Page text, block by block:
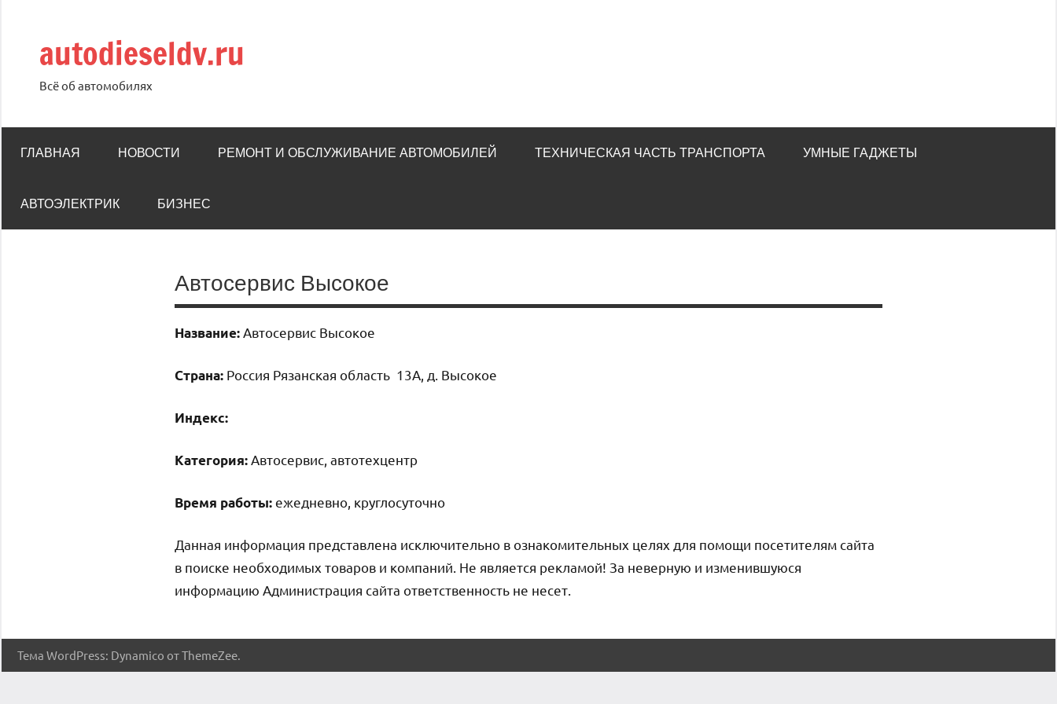
содержимому
autodieseldv.ru
Всё об автомобилях
ГЛАВНАЯ НОВОСТИ РЕМОНТ И ОБСЛУЖИВАНИЕ АВТОМОБИЛЕЙ ТЕХНИЧЕСКАЯ ЧАСТЬ ТРАНСПОРТА УМНЫЕ ГАДЖЕТЫ
АВТОЭЛЕКТРИК БИЗНЕС
Автосервис Высокое
Название: Автосервис Высокое
Страна: Россия Рязанская область 13А, д. Высокое
Индекс:
Категория: Автосервис, автотехцентр
Время работы:ежедневно, круглосуточно
Данная информация представлена исключительно в ознакомительных целях для помощи посетителям сайта
в поиске необходимых товаров и компаний. Не является рекламой! За неверную и изменившуюся
информацию Администрация сайта ответственность не несет.
Тема WordPress: Dynamico от ThemeZee.